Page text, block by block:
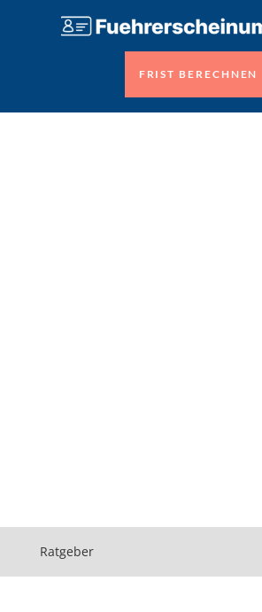
FRIST BERECHNEN
Ratgeber